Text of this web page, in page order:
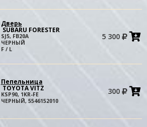
Дверь
SUBARU FORESTER
SJ5, FB20A
ЧЕРНЫЙ
F / L
5 300
Пепельница
TOYOTA VITZ
KSP90, 1KR-FE
ЧЕРНЫЙ, 5546152010
300